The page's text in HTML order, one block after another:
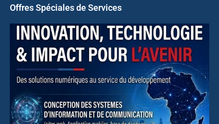
Offres Spéciales de Services